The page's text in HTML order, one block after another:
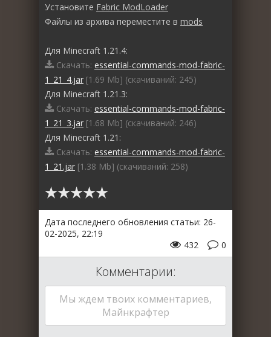
Установите Fabric ModLoader
Файлы из архива переместите в mods
Для Minecraft 1.21.4:
Скачать: essential-commands-mod-fabric-
1_21_4.jar [1.69 Mb] (cкачиваний: 245)
Для Minecraft 1.21.3:
Скачать: essential-commands-mod-fabric-
1_21_3.jar [1.68 Mb] (cкачиваний: 246)
Для Minecraft 1.21:
Скачать: essential-commands-mod-fabric-
1_21.jar [1.38 Mb] (cкачиваний: 258)
Дата последнего обновления статьи: 26-
02-2025, 22:19
0
432
Комментарии:
Мы ждем твоих комментариев,
Майнкрафтер